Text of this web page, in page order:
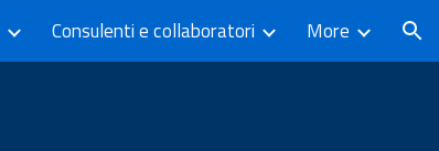
Consulenti e collaboratori More